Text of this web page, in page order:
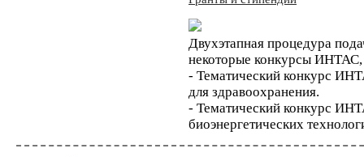
Компания
секвенированию 2
Одна из крупнейших в мире
которого является компиляция
человек в течение следующего десят...
Двухэтапная процедура
некоторые конкурсы ИНТАС,
- Тематический конкурс
для здравоохранения.
- Тематический конкурс
биоэнергетических